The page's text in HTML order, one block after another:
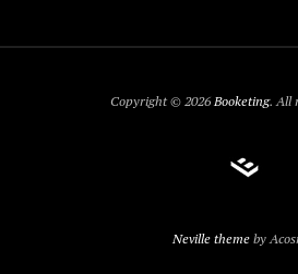
Copyright © 2026Booketing. All
Neville themeby